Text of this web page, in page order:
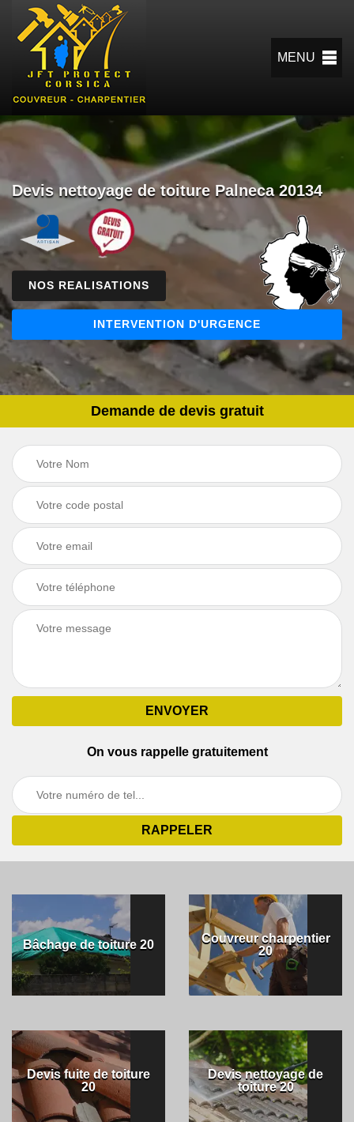
MENU
Devis nettoyage de toiture Palneca 20134
NOS REALISATIONS
INTERVENTION D'URGENCE
Demande de devis gratuit
On vous rappelle gratuitement
Bâchage de toiture 20
Couvreur charpentier
20
Devis fuite de toiture
20
Devis nettoyage de
toiture 20